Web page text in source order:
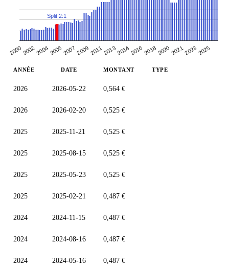
200020022004200520072009201120132014201620182020202120232025
Split 2:1
ANNÉE DATE MONTANT TYPE
2026 2026-05-22 0,564 €
2026 2026-02-20 0,525 €
2025 2025-11-21 0,525 €
2025 2025-08-15 0,525 €
2025 2025-05-23 0,525 €
2025 2025-02-21 0,487 €
2024 2024-11-15 0,487 €
2024 2024-08-16 0,487 €
2024 2024-05-16 0,487 €